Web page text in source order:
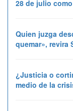
28 de julio
Quien juzga
quemar», revira
¿Justicia o
medio de la